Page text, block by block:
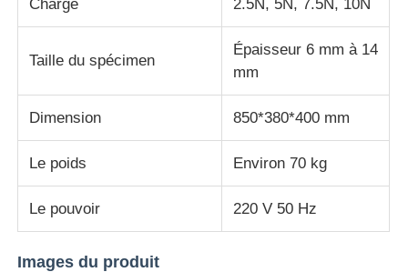
Équipement d'essai des matériaux de construction
Équipement d'essai des adhésifs
machine d'essai de tissu
Contrôleur de la température et d'humidité
Charge 2.5N, 5N, 7.5N, 10N
Taille du spécimen
Épaisseur 6 mm à 14
mm
Dimension 850*380*400 mm
Le poids Environ 70 kg
Le pouvoir 220 V 50 Hz
Images du produit